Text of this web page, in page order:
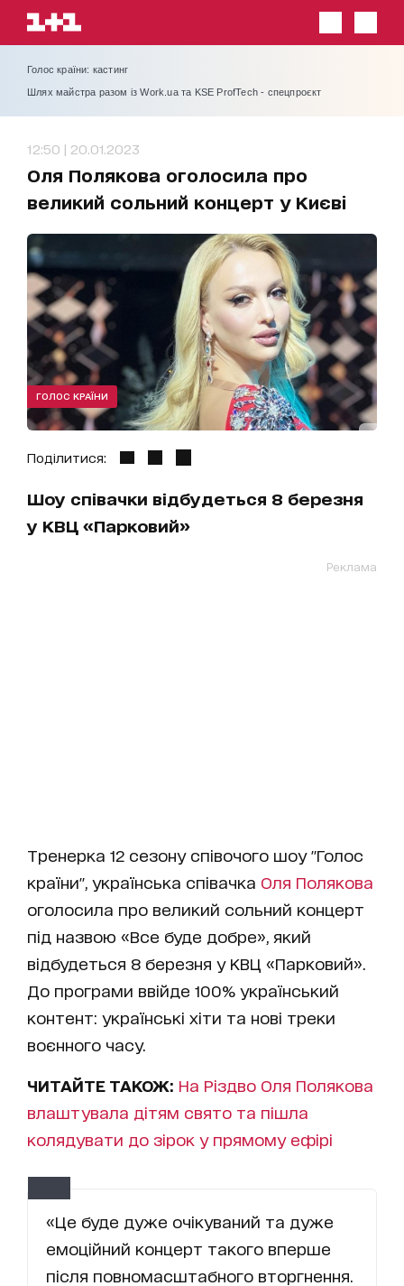
Голос країни: кастинг
Шлях майстра разом із Work.ua та KSE ProfTech - спецпроєкт
12:50 | 20.01.2023
Оля Полякова оголосила про
великий сольний концерт у Києві
ГОЛОС КРАЇНИ
Поділитися:
Шоу співачки відбудеться 8 березня
у КВЦ «Парковий»
Реклама
Тренерка 12 сезону співочого шоу "Голос
країни", українська співачка Оля Полякова
оголосила про великий сольний концерт
під назвою «Все буде добре», який
відбудеться 8 березня у КВЦ «Парковий».
До програми ввійде 100% український
контент: українські хіти та нові треки
воєнного часу.
ЧИТАЙТЕ ТАКОЖ: На Різдво Оля Полякова
влаштувала дітям свято та пішла
колядувати до зірок у прямому ефірі
«Це буде дуже очікуваний та дуже
емоційний концерт такого вперше
після повномасштабного вторгнення.